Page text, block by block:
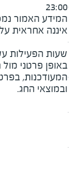
23:00
המידע האמור
שעות הפעילות
באופן פרטני
המעודכנות,
ובמוצאי החג.